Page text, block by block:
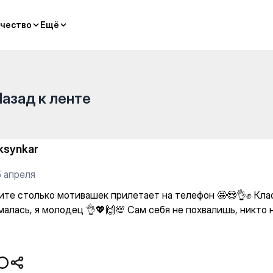
Ещё
Ещё
прилетает на телефон
к ленте
апреля
столько мотивашек прилетает на телефон 🤩😍👌✊
я молодец 👌💖🙌💯 Сам себя не похвалишь, никто